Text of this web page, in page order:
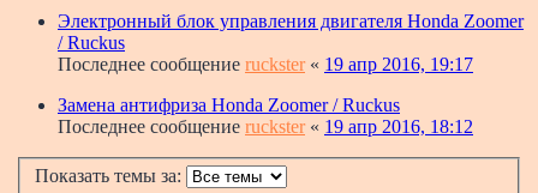
Электронный блок управления двигателя Honda Zoomer
/ Ruckus
Последнее сообщение ruckster« 19 апр 2016, 19:17
Замена антифриза Honda Zoomer / Ruckus
Последнее сообщение ruckster« 19 апр 2016, 18:12
Показать темы за: